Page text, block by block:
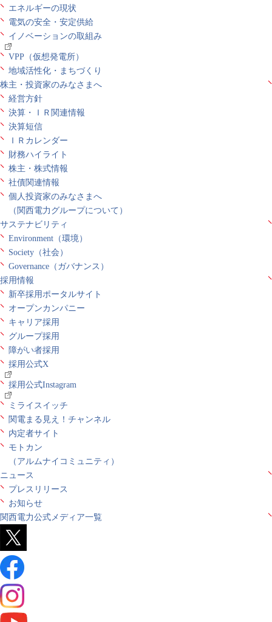
エネルギーの現状
電気の安全・安定供給
イノベーションの取組み
VPP（仮想発電所）
地域活性化・まちづくり
株主・投資家のみなさまへ
経営方針
決算・ＩＲ関連情報
決算短信
ＩＲカレンダー
財務ハイライト
株主・株式情報
社債関連情報
個人投資家のみなさまへ
（関西電力グループについて）
サステナビリティ
Environment（環境）
Society（社会）
Governance（ガバナンス）
採用情報
新卒採用ポータルサイト
オープンカンパニー
キャリア採用
グループ採用
障がい者採用
採用公式X
採用公式Instagram
ミライスイッチ
関電まる見え！チャンネル
内定者サイト
モトカン
（アルムナイコミュニティ）
ニュース
プレスリリース
お知らせ
関西電力公式メディア一覧